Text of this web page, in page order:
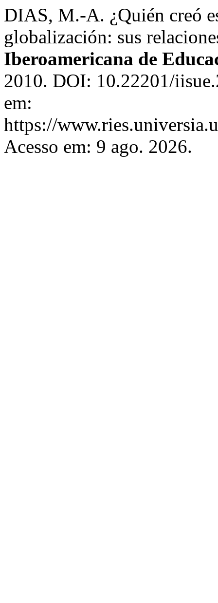
DIAS, M.-A. ¿Quién creó
globalización: sus
Iberoamericana de
2010. DOI: 10.22201/
em:
https://
Acesso em: 9 ago. 2026.